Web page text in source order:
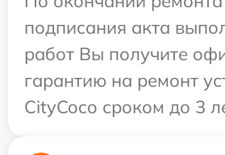
подписания акта
работ Вы получите
гарантию на ремонт
CityCoco сроком до 3